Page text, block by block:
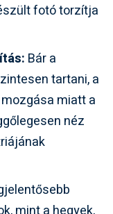
fotó torzítja
Bár a
tartani, a
miatt a
néz